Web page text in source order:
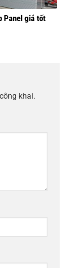
Panel giá tốt
khai.